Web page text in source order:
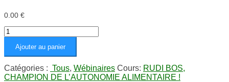
0.00 €
quantité
de
RUDI
BOS
-
CHAMPION
Ajouter au panier
Catégories : Tous, Wébinaires Cours: RUDI BOS,
CHAMPION DE L’AUTONOMIE ALIMENTAIRE !